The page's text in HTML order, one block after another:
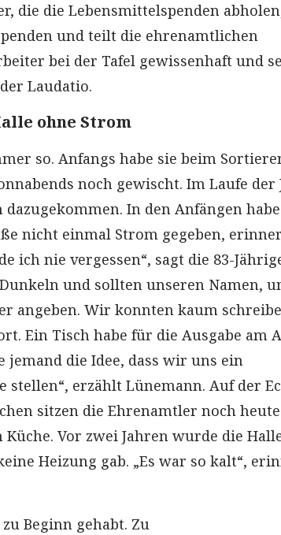
die die Lebensmittelspenden
und teilt die ehrenamtlichen
bei der Tafel gewissenhaft und
Laudatio.
ohne Strom
so. Anfangs habe sie beim
noch gewischt. Im Laufe der
In den Anfängen
nicht einmal Strom gegeben,
ich nie vergessen“, sagt die 83-
und sollten unseren Namen,
angeben. Wir konnten kaum
Ein Tisch habe für die Ausgabe am
jemand die Idee, dass wir uns ein
stellen“, erzählt Lünemann. Auf der
sitzen die Ehrenamtler noch
Vor zwei Jahren wurde die
Heizung gab. „Es war so kalt“,
Beginn gehabt. Zu